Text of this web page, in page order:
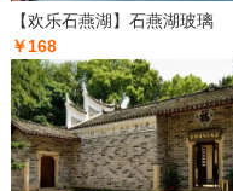
【欢乐石燕湖】石燕湖玻璃
￥168